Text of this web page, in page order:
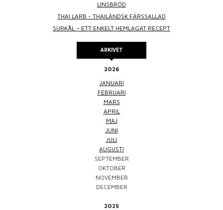
LINSBRÖD
THAI LARB - THAILÄNDSK FÄRSSALLAD
SURKÅL – ETT ENKELT HEMLAGAT RECEPT
ARKIVET
2026
JANUARI
FEBRUARI
MARS
APRIL
MAJ
JUNI
JULI
AUGUSTI
SEPTEMBER
OKTOBER
NOVEMBER
DECEMBER
2025